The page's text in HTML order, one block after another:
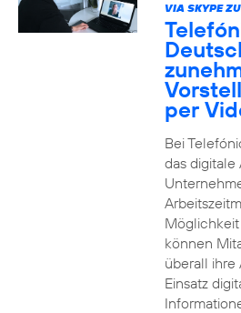
VIA SKYPE
per
Bei
das digitale
können
überall ihre
Einsatz